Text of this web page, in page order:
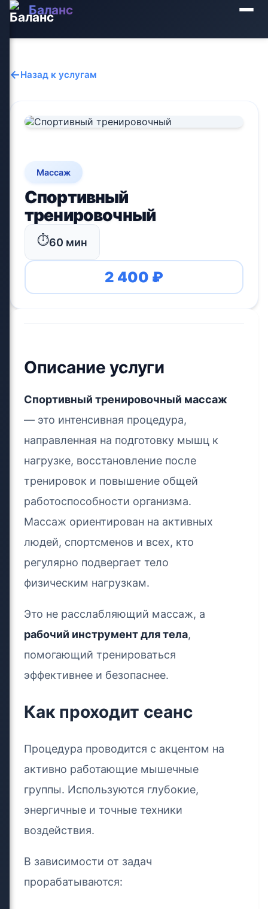
Баланс
←Назад к услугам
Массаж
Спортивный
тренировочный
⏱️60 мин
2 400 ₽
Описание услуги
Спортивный тренировочный массаж
— это интенсивная процедура,
направленная на подготовку мышц к
нагрузке, восстановление после
тренировок и повышение общей
работоспособности организма.
Массаж ориентирован на активных
людей, спортсменов и всех, кто
регулярно подвергает тело
физическим нагрузкам.
Это не расслабляющий массаж, а
рабочий инструмент для тела,
помогающий тренироваться
эффективнее и безопаснее.
Как проходит сеанс
Процедура проводится с акцентом на
активно работающие мышечные
группы. Используются глубокие,
энергичные и точные техники
воздействия.
В зависимости от задач
прорабатываются: